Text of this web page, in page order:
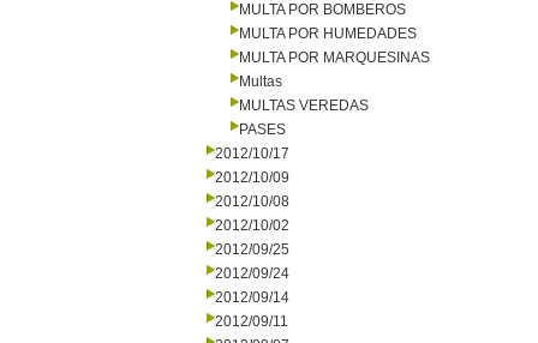
MULTA POR BOMBEROS
MULTA POR HUMEDADES
MULTA POR MARQUESINAS
Multas
MULTAS VEREDAS
PASES
2012/10/17
2012/10/09
2012/10/08
2012/10/02
2012/09/25
2012/09/24
2012/09/14
2012/09/11